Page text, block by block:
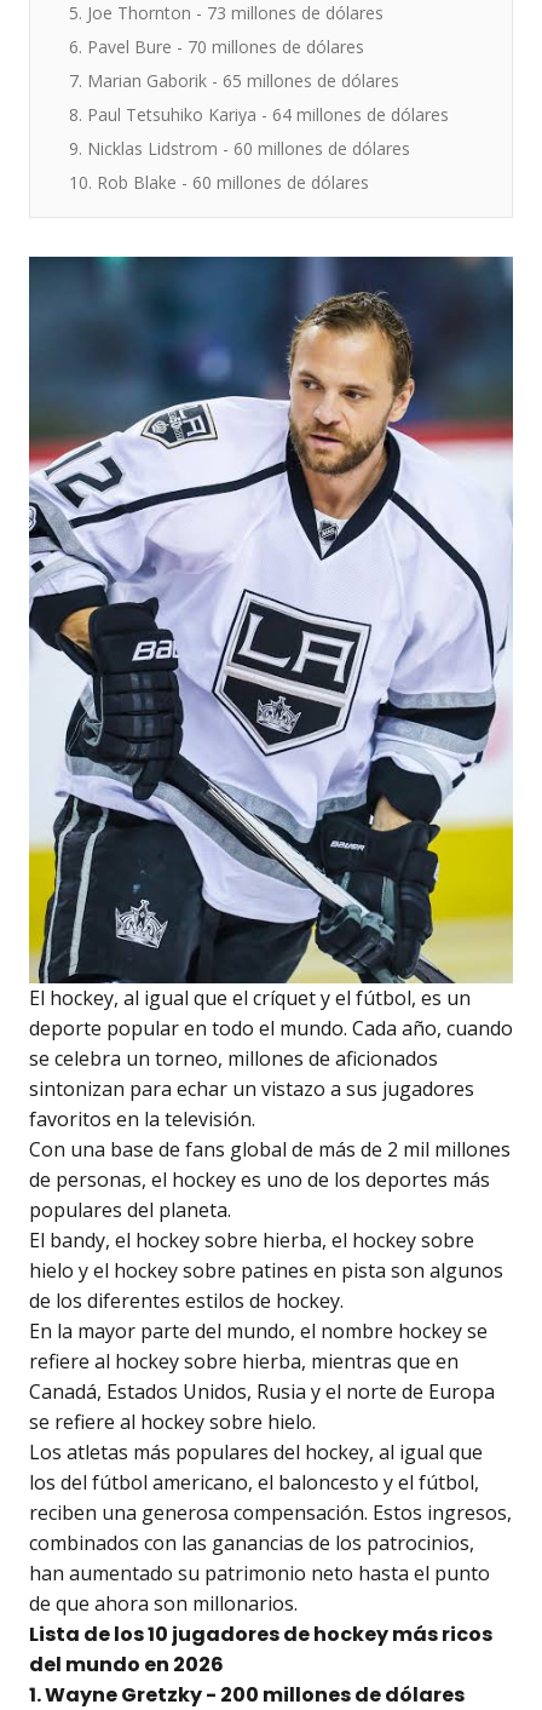
5. Joe Thornton - 73 millones de dólares
6. Pavel Bure - 70 millones de dólares
7. Marian Gaborik - 65 millones de dólares
8. Paul Tetsuhiko Kariya - 64 millones de dólares
9. Nicklas Lidstrom - 60 millones de dólares
10. Rob Blake - 60 millones de dólares
El hockey, al igual que el críquet y el fútbol, es un
deporte popular en todo el mundo. Cada año, cuando
se celebra un torneo, millones de aficionados
sintonizan para echar un vistazo a sus jugadores
favoritos en la televisión.
Con una base de fans global de más de 2 mil millones
de personas, el hockey es uno de los deportes más
populares del planeta.
El bandy, el hockey sobre hierba, el hockey sobre
hielo y el hockey sobre patines en pista son algunos
de los diferentes estilos de hockey.
En la mayor parte del mundo, el nombre hockey se
refiere al hockey sobre hierba, mientras que en
Canadá, Estados Unidos, Rusia y el norte de Europa
se refiere al hockey sobre hielo.
Los atletas más populares del hockey, al igual que
los del fútbol americano, el baloncesto y el fútbol,
reciben una generosa compensación. Estos ingresos,
combinados con las ganancias de los patrocinios,
han aumentado su patrimonio neto hasta el punto
de que ahora son millonarios.
Lista de los 10 jugadores de hockey más ricos
del mundo en 2026
1. Wayne Gretzky - 200 millones de dólares